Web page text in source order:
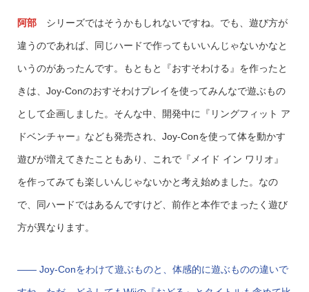
阿部シリーズではそうかもしれないですね。でも、遊び方が
違うのであれば、同じハードで作ってもいいんじゃないかなと
いうのがあったんです。もともと『おすそわける』を作ったと
きは、Joy-Conのおすそわけプレイを使ってみんなで遊ぶもの
として企画しました。そんな中、開発中に『リングフィット ア
ドベンチャー』なども発売され、Joy-Conを使って体を動かす
遊びが増えてきたこともあり、これで『メイド イン ワリオ』
を作ってみても楽しいんじゃないかと考え始めました。なの
で、同ハードではあるんですけど、前作と本作でまったく遊び
方が異なります。
—— Joy-Conをわけて遊ぶものと、体感的に遊ぶものの違いで